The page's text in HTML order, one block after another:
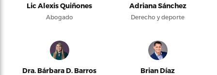
Lic Alexis Quiñones
Abogado
Adriana Sánchez
Derecho y deporte
Dra. Bárbara D. Barros Brian Díaz